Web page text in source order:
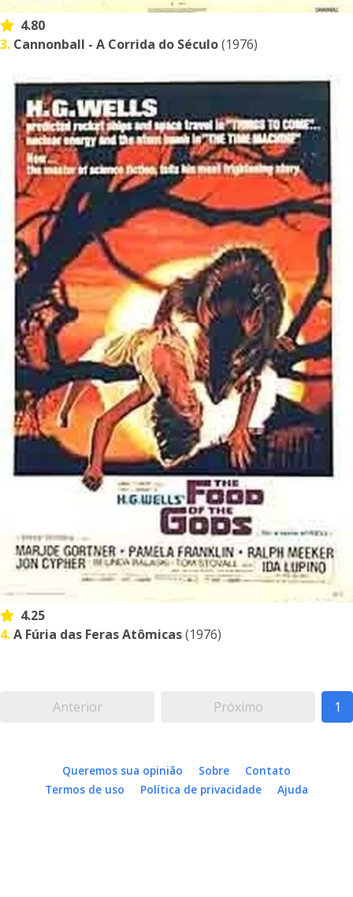
4.80
3. Cannonball - A Corrida do Século(1976)
4.25
4.A Fúria das Feras Atômicas(1976)
Anterior Próximo 1
Queremos sua opinião Sobre
Contato
Termos de uso
Política de privacidade Ajuda